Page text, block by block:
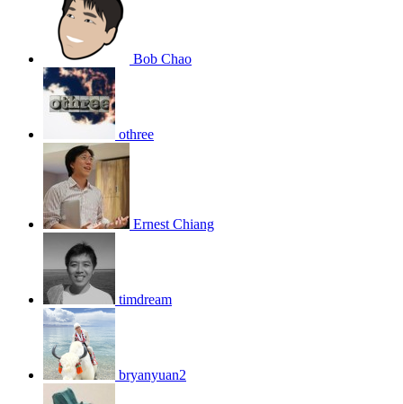
Bob Chao
othree
Ernest Chiang
timdream
bryanyuan2